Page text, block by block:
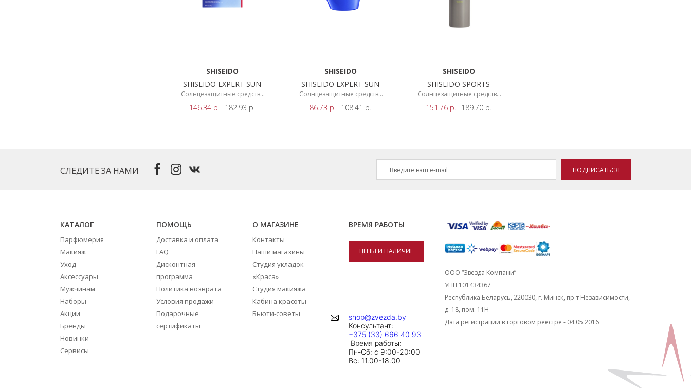
SHISEIDO
SHISEIDO EXPERT SUN
Солнцезащитные средства
146.34 р. 182.93р.
SHISEIDO
SHISEIDO EXPERT SUN
Солнцезащитные средства
86.73 р. 108.41р.
SHISEIDO
SHISEIDO SPORTS
Солнцезащитные средства
151.76 р. 189.70р.
СЛЕДИТЕ ЗА НАМИ ПОДПИСАТЬСЯ
КАТАЛОГ
Парфюмерия
Макияж
Уход
Аксессуары
Мужчинам
Наборы
Акции
Бренды
Новинки
Сервисы
ПОМОЩЬ
Доставка и оплата
FAQ
Дисконтная
программа
Политика возврата
Условия продажи
Подарочные
сертификаты
О МАГАЗИНЕ
Контакты
Наши магазины
Студия укладок
«Краса»
Студия макияжа
Кабина красоты
Бьюти-советы
ВРЕМЯ РАБОТЫ
ЦЕНЫ И НАЛИЧИЕ
shop@zvezda.by
Консультант:
+375 (33) 666 40 93
Время работы:
Пн-Сб: с 9:00-20:00
Вc: 11.00-18.00
ООО “Звезда Компани”
УНП 101434367
Республика Беларусь, 220030, г. Минск, пр-т Независимости,
д. 18, пом. 11Н
Дата регистрации в торговом реестре - 04.05.2016